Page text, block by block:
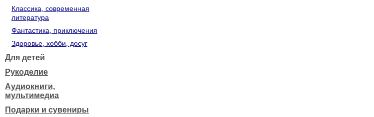
Классика, современная
литература
Фантастика, приключения
Здоровье, хобби, досуг
Для детей
Рукоделие
Аудиокниги,
мультимедиа
Подарки и сувениры